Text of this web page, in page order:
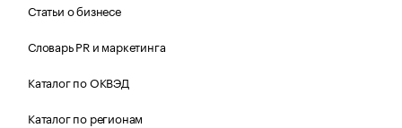
Статьи о бизнесе
Словарь PR и маркетинга
Каталог по ОКВЭД
Каталог по регионам